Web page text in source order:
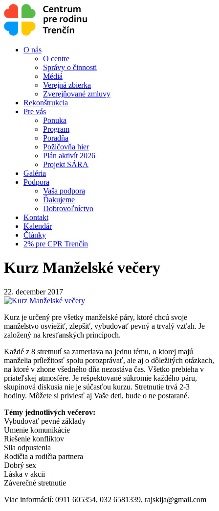
O nás
O centre
Správy o činnosti
Médiá
Verejná zbierka
Zverejňované zmluvy
Rekonštrukcia
Pre vás
Ponuka
Program
Poradňa
Požičovňa hier
Plán aktivít 2026
Projekt SÁRA
Galéria
Podpora
Vaša podpora
Ďakujeme
Dobrovoľníctvo
Kontakt
Kalendár
Články
2% pre CPR Trenčín
Kurz Manželské večery
22. december 2017
Kurz je určený pre všetky manželské páry, ktoré chcú svoje
manželstvo osviežiť, zlepšiť, vybudovať pevný a trvalý vzťah. Je
založený na kresťanských princípoch.
Každé z 8 stretnutí sa zameriava na jednu tému, o ktorej majú
manželia príležitosť spolu porozprávať, ale aj o dôležitých otázkach,
na ktoré v zhone všedného dňa nezostáva čas. Všetko prebieha v
priateľskej atmosfére. Je rešpektované súkromie každého páru,
skupinová diskusia nie je súčasťou kurzu. Stretnutie trvá 2-3
hodiny. Môžete si priviesť aj Vaše deti, bude o ne postarané.
Témy jednotlivých večerov:
Vybudovať pevné základy
Umenie komunikácie
Riešenie konfliktov
Sila odpustenia
Rodičia a rodičia partnera
Dobrý sex
Láska v akcii
Záverečné stretnutie
Viac informácií: 0911 605354, 032 6581339, rajskija@gmail.com